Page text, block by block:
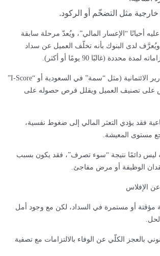
خارجية مثل التضخّم أو الركود.
أحيانًا “الإعسار المالي”، ويُعدّ مرحلة سابقة
ويُعرَّف لدى البنوك بأنه تخلّف العميل عن سداد
محددة (غالبًا 90 يومًا أو أكثر).
ويُسجَّل ذلك في التقارير الائتمانية (مثل “سمة” في السعودية أو “I-Score”
على تصنيف العميل ويقلل فرص حصوله على
فقد يؤدي التعثر المالي إلى ضغوط نفسية،
مستوى المعيشة.
ليس دائمًا نتيجة “سوء تصرف”، فقد يكون بسبب
الوظيفة أو مرض مفاجئ.
عن الإفلاس
مؤقتة أو مستمرة في السداد، لكن مع وجود أمل
بالعجز الكلّي عن الوفاء بالالتزامات مع تصفية